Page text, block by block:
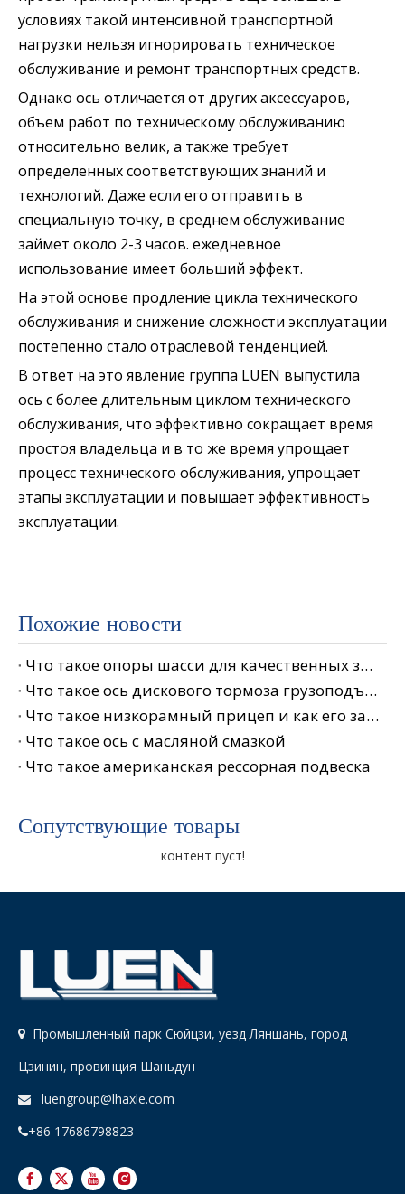
условиях такой интенсивной транспортной
нагрузки нельзя игнорировать техническое
обслуживание и ремонт транспортных средств.
Однако ось отличается от других аксессуаров,
объем работ по техническому обслуживанию
относительно велик, а также требует
определенных соответствующих знаний и
технологий. Даже если его отправить в
специальную точку, в среднем обслуживание
займет около 2-3 часов. ежедневное
использование имеет больший эффект.
На этой основе продление цикла технического
обслуживания и снижение сложности эксплуатации
постепенно стало отраслевой тенденцией.
В ответ на это явление группа LUEN выпустила
ось с более длительным циклом технического
обслуживания, что эффективно сокращает время
простоя владельца и в то же время упрощает
процесс технического обслуживания, упрощает
этапы эксплуатации и повышает эффективность
эксплуатации.
Похожие новости
Что такое опоры шасси для качественных запчастей для полуприцепов
Что такое ось дискового тормоза грузоподъемностью 13 тонн?
Что такое низкорамный прицеп и как его загружать?
Что такое ось с масляной смазкой
Что такое американская рессорная подвеска
Сопутствующие товары
контент пуст!
 Промышленный парк Сюйцзи, уезд Ляншань, город
Цзинин, провинция Шаньдун
 luengroup@lhaxle.com
+86 17686798823